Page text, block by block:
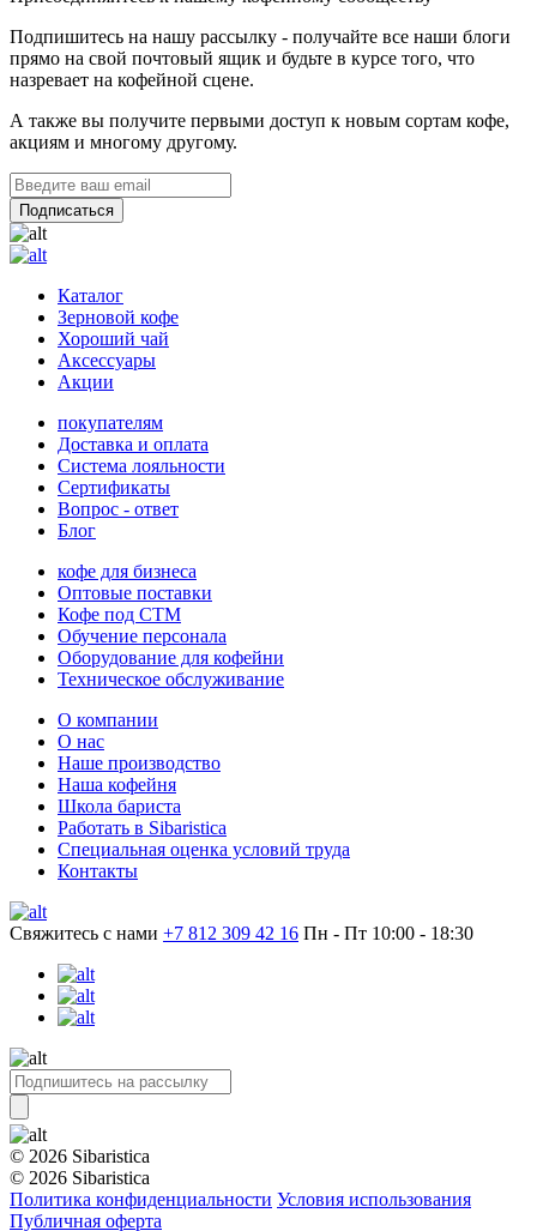
Подпишитесь на нашу рассылку - получайте все наши блоги
прямо на свой почтовый ящик и будьте в курсе того, что
назревает на кофейной сцене.
А также вы получите первыми доступ к новым сортам кофе,
акциям и многому другому.
Каталог
Зерновой кофе
Хороший чай
Аксессуары
Акции
покупателям
Доставка и оплата
Система лояльности
Сертификаты
Вопрос - ответ
Блог
кофе для бизнеса
Оптовые поставки
Кофе под СТМ
Обучение персонала
Оборудование для кофейни
Техническое обслуживание
О компании
О нас
Наше производство
Наша кофейня
Школа бариста
Работать в Sibaristica
Специальная оценка условий труда
Контакты
Свяжитесь с нами +7 812 309 42 16 Пн - Пт 10:00 - 18:30
© 2026 Sibaristica
© 2026 Sibaristica
Политика конфиденциальности Условия использования
Публичная оферта